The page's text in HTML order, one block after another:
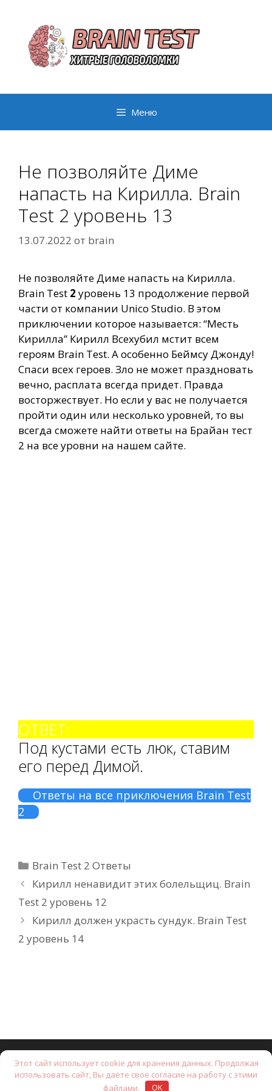
содержимому
Меню
Не позволяйте Диме
напасть на Кирилла. Brain
Test 2 уровень 13
13.07.2022 от brain
Не позволяйте Диме напасть на Кирилла.
Brain Test 2 уровень 13 продолжение первой
части от компании Unico Studio. В этом
приключении которое называется: “Месть
Кирилла” Кирилл Всехубил мстит всем
героям Brain Test. А особенно Беймсу Джонду!
Спаси всех героев. Зло не может праздновать
вечно, расплата всегда придет. Правда
восторжествует. Но если у вас не получается
пройти один или несколько уровней, то вы
всегда сможете найти ответы на Брайан тест
2 на все уровни на нашем сайте.
ОТВЕТ:
Под кустами есть люк, ставим
его перед Димой.
Ответы на все приключения Brain Test
2
Рубрики
Brain Test 2 Ответы
Кирилл ненавидит этих болельщиц. Brain
Test 2 уровень 12
Кирилл должен украсть сундук. Brain Test
2 уровень 14
© 2026 Brain Test: Хитрые головоломки. • Создано с
помощью
GeneratePress
Этот сайт использует cookie для хранения данных. Продолжая
использовать сайт, Вы даете свое согласие на работу с этими
файлами.
OK